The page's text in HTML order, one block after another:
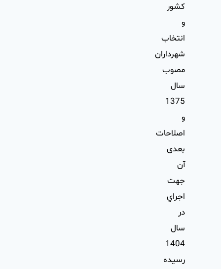
كشور
و
انتخاب
شهرداران
مصوب
سال
1375
و
اصلاحات
بعدی
آن
جهت
اجراي
در
سال
1404
رسيده